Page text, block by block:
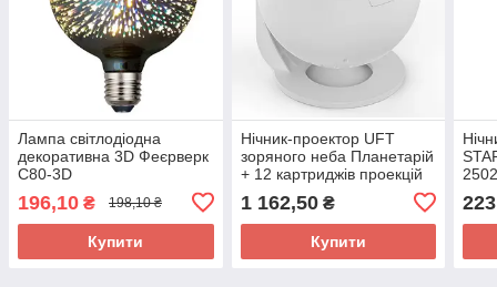
Лампа світлодіодна
декоративна 3D Феєрверк
C80-3D
196,10 ₴ 198,10 ₴
Купити
Нічник-проектор UFT
зоряного неба Планетарій
+ 12 картриджів проекцій
1 162,50₴
Купити